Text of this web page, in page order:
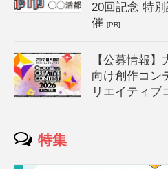
20回記念 特
催[PR]
【公募情報
向け創作コン
リエイティブ
特集